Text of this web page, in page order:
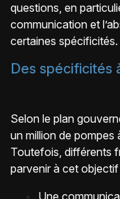
questions, en
communication et
certaines
Des spécificités
Selon le plan
un million de pompes
Toutefois, différents
parvenir à cet objectif
Une